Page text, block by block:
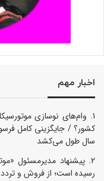
اخبار مهم
وام‌های نوسازی
سال طول می‌کشد
پیشنهاد مدیرمسئول
رسیده است؛ از فروش و